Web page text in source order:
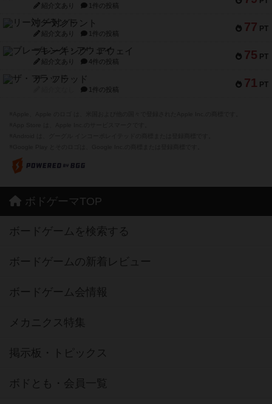
紹介文あり 1件の投稿
77 PT
リー対グラント
紹介文あり 1件の投稿
75 PT
ブレーキング・アウェイ
紹介文あり 4件の投稿
71 PT
ザ・フラッド
1件の投稿
ボドゲーマTOP
ボードゲームを検索する
ボードゲームの新着レビュー
ボードゲーム会情報
メカニクス特集
掲示板・トピックス
ボドとも・会員一覧